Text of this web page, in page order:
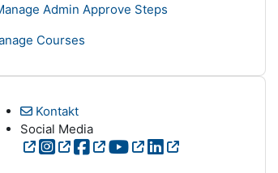
Admin Approve Steps
Courses
Kontakt
Social Media